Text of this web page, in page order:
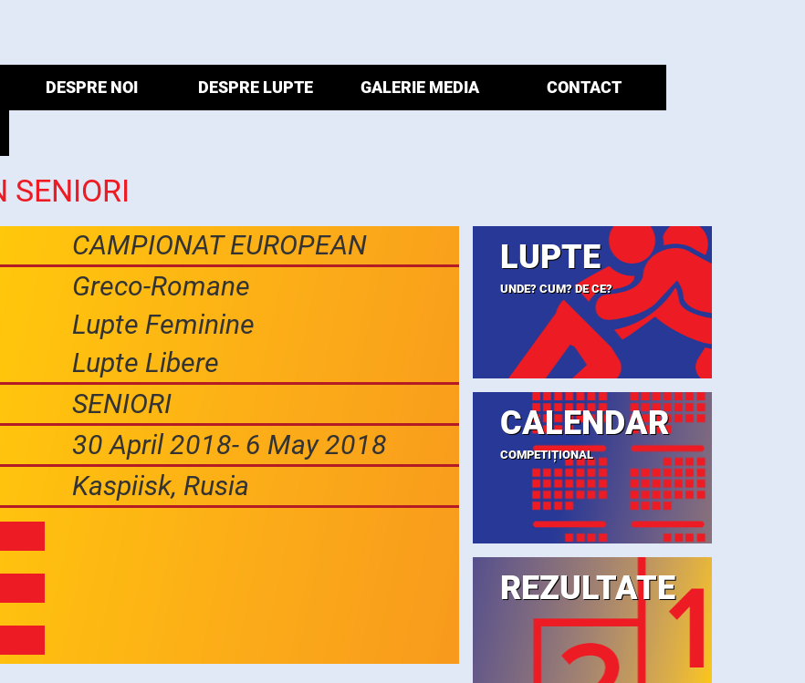
DESPRE NOI DESPRE LUPTE GALERIE MEDIA CONTACT
SENIORI
CAMPIONAT EUROPEAN
Greco-Romane
Lupte Feminine
Lupte Libere
SENIORI
30 April 2018- 6 May 2018
Kaspiisk, Rusia
LUPTE
UNDE? CUM? DE CE?
CALENDAR
COMPETIȚIONAL
REZULTATE